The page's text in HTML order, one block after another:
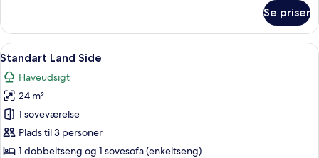
Connected
Room
Sea
Se priser
Indlæs
alle
billeder
af
Standart
Land
Side
Et hotelværelse med en seng, et
3
Standart Land Side
Haveudsigt
24 m²
1 soveværelse
Plads til 3 personer
1 dobbeltseng og 1 sovesofa (enkeltseng)